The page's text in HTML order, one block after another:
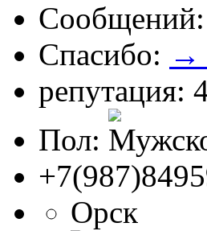
Сообщений:
Спасибо: →
репутация:
Пол:
Орск